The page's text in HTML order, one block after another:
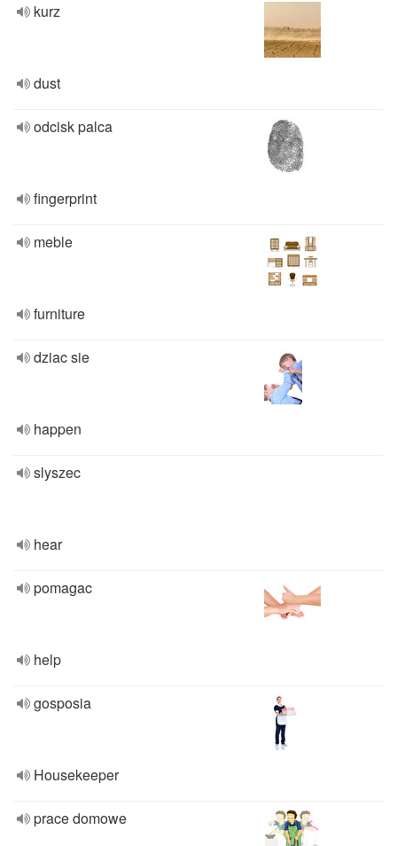
kurz
dust
odcisk palca
fingerprint
meble
furniture
dziac sie
happen
slyszec
hear
pomagac
help
gosposia
Housekeeper
prace domowe